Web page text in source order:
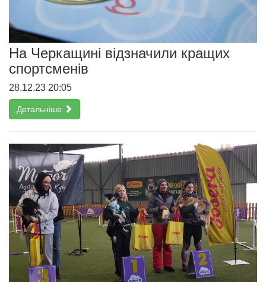
На Черкащині відзначили кращих
спортсменів
28.12.23 20:05
Детальніше